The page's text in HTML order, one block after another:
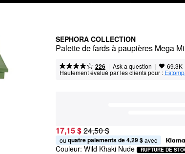
SEPHORA COLLECTION
Palette de fards à paupières Mega
226 | Ask a question | 69.3K
Hautement évalué par les clients pour :
17,15 $24,50 $
ou quatre paiements de 4,29 $ avec
Couleur: Wild Khaki Nude RUPTURE DE